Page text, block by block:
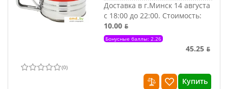
Доставка в г.Минск 14 августа
с 18:00 до 22:00. Стоимость:
10.00 ƃ
Бонусные баллы: 2.26
45.25 ƃ
(0)
Купить